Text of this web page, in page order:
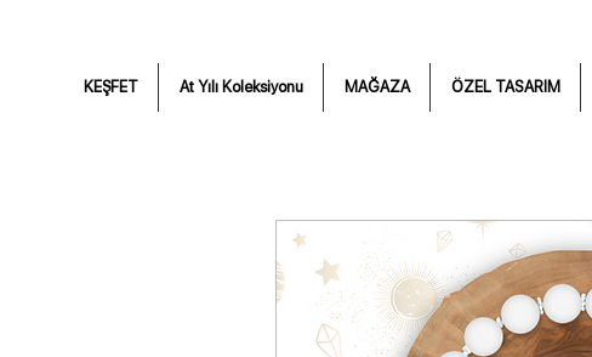
KEŞFET At Yılı Koleksiyonu MAĞAZA ÖZEL TASARIM